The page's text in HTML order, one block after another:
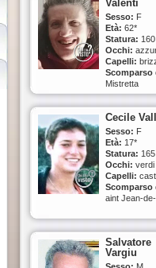
carta
che riporta
cognome e
Euro
Scomparso
Perarolo di
(Belluno) -
2005/2006
Data della
scomparsa:
25/08/2005
a quadri,
in velluto
scuro; ha sé
borsello
tracolla e un
di occhiali
con
nera
di plastica
Segni
particolari:
denti; il
una piccola
sotto il polso
destro
Scomparso
Cagliari
Data della
Valenti
Sesso: F
Età: 62*
Statura: 160
Occhi:
Capelli:
Scomparso
Mistretta
(Messina)
Data della
scomparsa:
01/05/2017
Cecile
Sesso: F
Età: 17*
Statura: 165
Occhi: verdi
Capelli:
Scomparso
aint Jean-de-
Savoie
2000/2001
Data della
scomparsa:
Salvatore
Vargiu